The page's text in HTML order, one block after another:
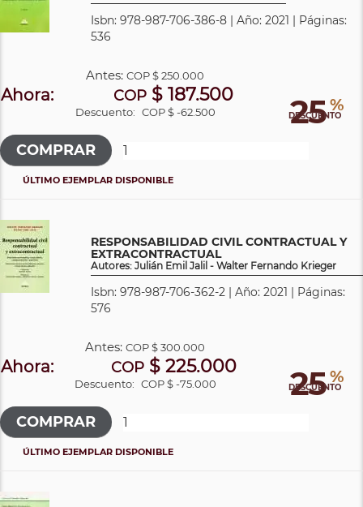
Isbn: 978-987-706-386-8 | Año: 2021 | Páginas:
536
25 %
DESCUENTO
Antes:COP$ 250.000
Ahora: COP $ 187.500
Descuento: COP $ -62.500
ÚLTIMO EJEMPLAR DISPONIBLE
RESPONSABILIDAD CIVIL CONTRACTUAL Y
EXTRACONTRACTUAL
Autores: Julián Emil Jalil - Walter Fernando Krieger
Isbn: 978-987-706-362-2 | Año: 2021 | Páginas:
576
25 %
DESCUENTO
Antes:COP$ 300.000
Ahora: COP$ 225.000
Descuento: COP $ -75.000
ÚLTIMO EJEMPLAR DISPONIBLE